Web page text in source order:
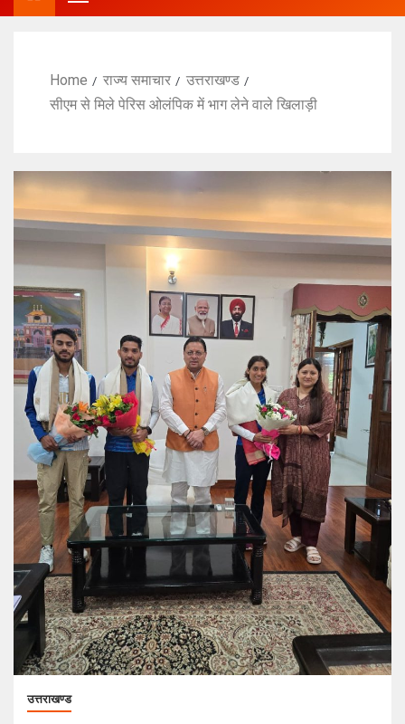
Home राज्य समाचार
उत्तराखण्ड
सीएम से मिले पेरिस ओलंपिक में भाग लेने वाले खिलाड़ी
उत्तराखण्ड